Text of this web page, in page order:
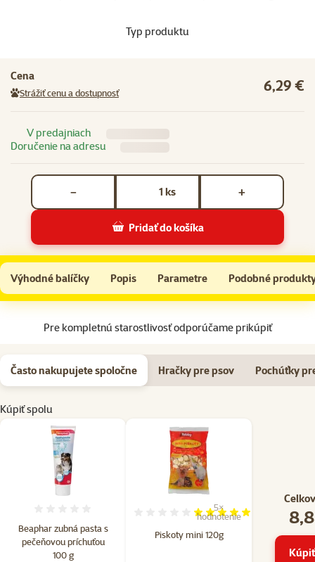
Typ produktu
Cena
Strážiť cenu a dostupnosť 6,29 €
V predajniach
Doručenie na adresu
ks
− +
Pridať do košíka
Beaphar zubná pasta s pečeňovou príchuťou 100 g
Do košíka
Výhodné balíčky Popis Parametre Podobné
Na začiatok stránky
Pre kompletnú starostlivosť odporúčame prikúpiť
Často nakupujete spoločne Hračky pre psov Pochúťky
Kúpiť spolu
Beaphar zubná pasta s
pečeňovou príchuťou
100 g
Piskoty mini 120g
Hodnotenie 100%, počet
5×
hodnotenie